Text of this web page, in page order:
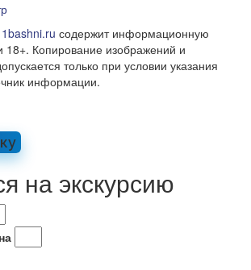
содержит информационную
18+. Копирование изображений и
только при условии указания
информации.
на экскурсию